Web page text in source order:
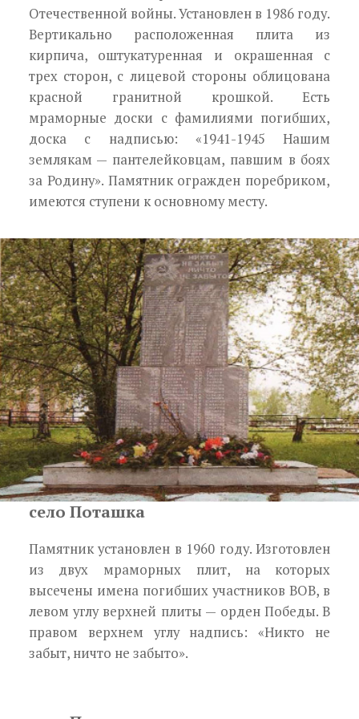
Отечественной войны. Установлен в 1986 году.
Вертикально расположенная плита из
кирпича, оштукатуренная и окрашенная с
трех сторон, с лицевой стороны облицована
красной гранитной крошкой. Есть
мраморные доски с фамилиями погибших,
доска с надписью: «1941-1945 Нашим
землякам — пантелейковцам, павшим в боях
за Ро­дину». Памятник огражден поребриком,
имеются ступени к основному месту.
село Поташка
Памятник установлен в 1960 году. Изготовлен
из двух мраморных плит, на которых
высечены имена погибших участников ВОВ, в
левом углу верхней плиты — орден Победы. В
правом верхнем углу надпись: «Никто не
забыт, ничто не забыто».